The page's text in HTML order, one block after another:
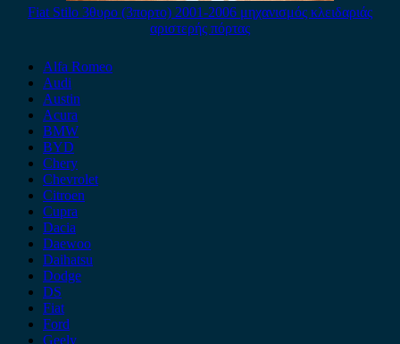
Fiat Stilo 3θυρο (3πορτο) 2001-2006 μηχανισμός κλειδαριάς
αριστερής πόρτας
Alfa Romeo
Audi
Austin
Acura
BMW
BYD
Chery
Chevrolet
Citroen
Cupra
Dacia
Daewoo
Daihatsu
Dodge
DS
Fiat
Ford
Geely